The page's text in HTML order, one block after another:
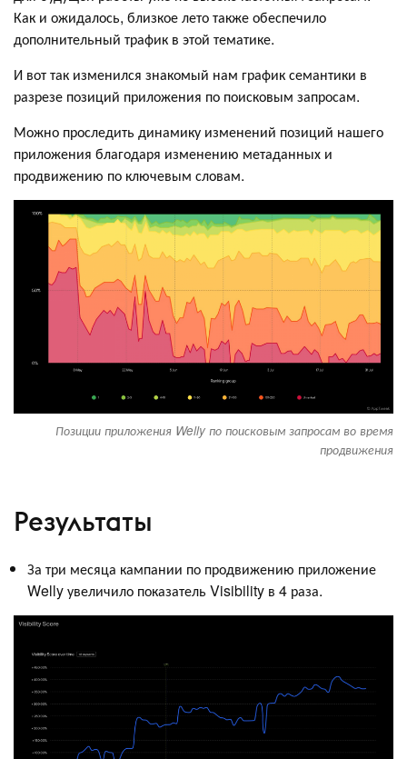
Как и ожидалось, близкое лето также обеспечило
дополнительный трафик в этой тематике.
И вот так изменился знакомый нам график семантики в
разрезе позиций приложения по поисковым запросам.
Можно проследить динамику изменений позиций нашего
приложения благодаря изменению метаданных и
продвижению по ключевым словам.
Позиции приложения Welly по поисковым запросам во время
продвижения
Результаты
За три месяца кампании по продвижению приложение
Welly увеличило показатель Visibility в 4 раза.